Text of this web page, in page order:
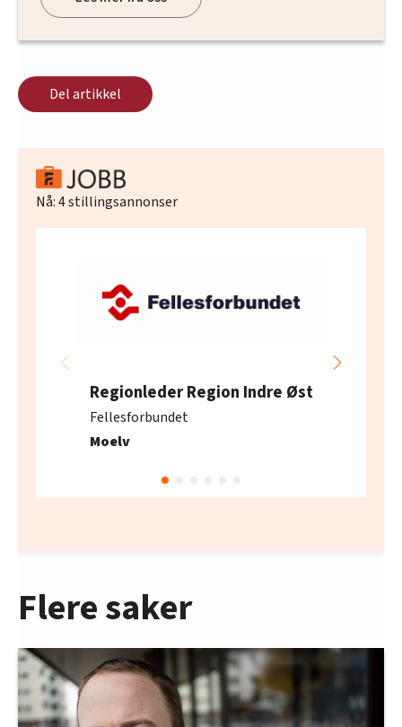
Del artikkel
Nå:4stillingsannonser
Regionleder Region Indre Øst
Fellesforbundet
Moelv
Flere saker